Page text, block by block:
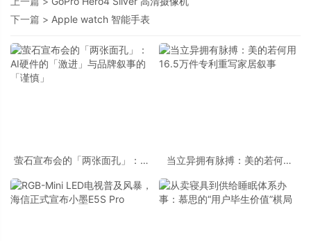
下一篇 > Apple watch 智能手表
萤石宣布会的「两张面孔」：AI
「谨慎」
当立异拥有脉搏：美的若何用